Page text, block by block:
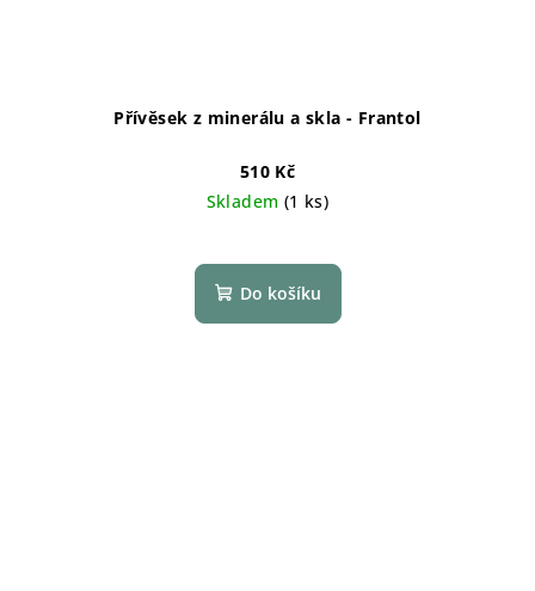
Přívěsek z minerálu a skla - Frantol
510 Kč
Skladem (1 ks)
Do košíku